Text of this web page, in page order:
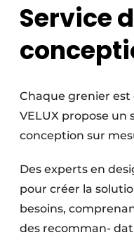
Service
Chaque grenier est
VELUX propose un
conception sur
Des experts en
pour créer la
besoins,
des recomman-